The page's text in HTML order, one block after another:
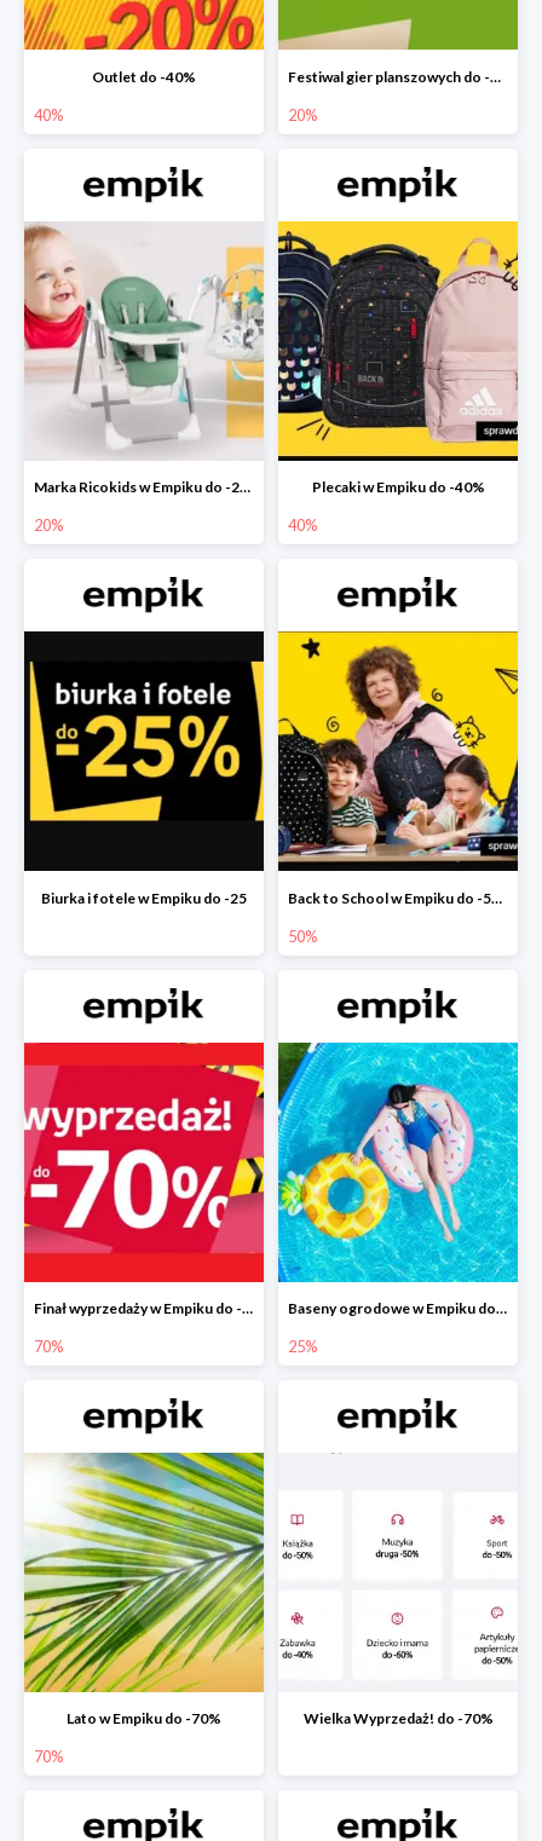
Outlet do -40%
40%
Festiwal gier planszowych do -20%
20%
Marka Ricokids w Empiku do -20%
20%
Plecaki w Empiku do -40%
40%
Biurka i fotele w Empiku do -25 Back to School w Empiku do -50%
50%
Finał wyprzedaży w Empiku do -70%
70%
Baseny ogrodowe w Empiku do -25%
25%
Lato w Empiku do -70%
70%
Wielka Wyprzedaż! do -70%